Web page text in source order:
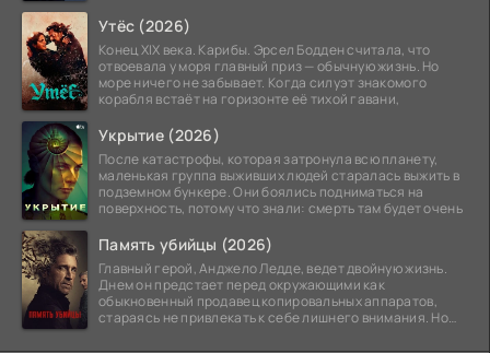
Утёс (2026)
Конец XIX века. Карибы. Эрсел Бодден считала, что
отвоевала у моря главный приз — обычную жизнь. Но
море ничего не забывает. Когда силуэт знакомого
корабля встаёт на горизонте её тихой гавани,
Укрытие (2026)
После катастрофы, которая затронула всю планету,
маленькая группа выживших людей старалась выжить в
подземном бункере. Они боялись подниматься на
поверхность, потому что знали: смерть там будет очень
Память убийцы (2026)
Главный герой, Анджело Ледде, ведет двойную жизнь.
Днем он предстает перед окружающими как
обыкновенный продавец копировальных аппаратов,
стараясь не привлекать к себе лишнего внимания. Но